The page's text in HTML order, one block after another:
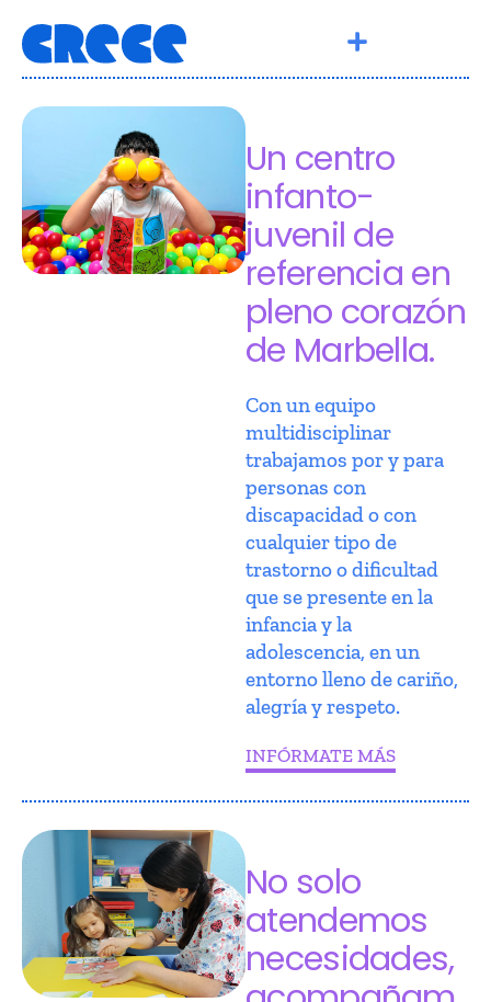
Un centro
infanto-
juvenil de
referencia en
pleno corazón
de Marbella.
Con un equipo
multidisciplinar
trabajamos por y para
personas con
discapacidad o con
cualquier tipo de
trastorno o dificultad
que se presente en la
infancia y la
adolescencia, en un
entorno lleno de cariño,
alegría y respeto.
INFÓRMATE MÁS
No solo
atendemos
necesidades,